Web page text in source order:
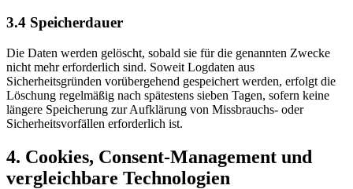
3.4 Speicherdauer
Die Daten werden gelöscht, sobald sie für die genannten Zwecke
nicht mehr erforderlich sind. Soweit Logdaten aus
Sicherheitsgründen vorübergehend gespeichert werden, erfolgt die
Löschung regelmäßig nach spätestens sieben Tagen, sofern keine
längere Speicherung zur Aufklärung von Missbrauchs- oder
Sicherheitsvorfällen erforderlich ist.
4. Cookies, Consent-Management und
vergleichbare Technologien